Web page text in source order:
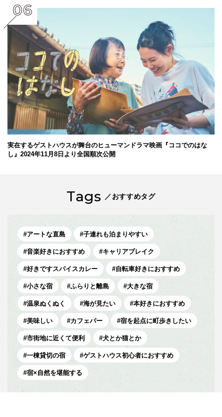
実在するゲストハウスが舞台のヒューマンドラマ映画『ココでのはな
し』2024年11月8日より全国順次公開
Tags ／おすすめタグ
アートな直島 子連れも泊まりやすい
音楽好きにおすすめ キャリアブレイク
好きですスパイスカレー 自転車好きにおすすめ
小さな宿 ふらりと離島 大きな宿
温泉ぬくぬく 海が見たい 本好きにおすすめ
美味しい カフェバー 宿を起点に町歩きしたい
市街地に近くて便利 犬とか猫とか
一棟貸切の宿 ゲストハウス初心者におすすめ
宿×自然を堪能する